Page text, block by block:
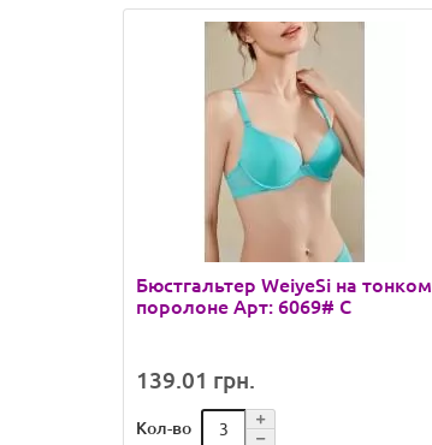
Бюстгальтер WeiyeSi на тонком
поролоне Арт: 6069# C
139.01 грн.
Кол-во